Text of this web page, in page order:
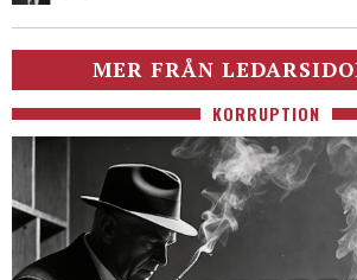
MER FRÅN
KORRUPTION